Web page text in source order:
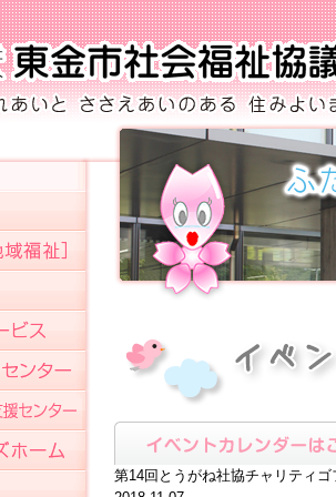
第14回とうがね社協チャリティゴ